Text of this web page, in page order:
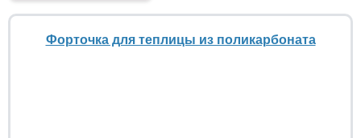
Форточка для теплицы из поликарбоната